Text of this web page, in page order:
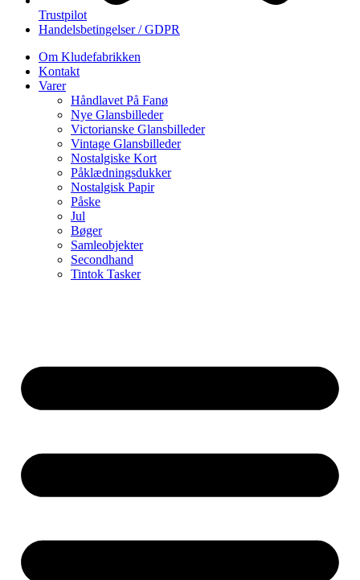
Trustpilot
Handelsbetingelser / GDPR
Om Kludefabrikken
Kontakt
Varer
Håndlavet På Fanø
Nye Glansbilleder
Victorianske Glansbilleder
Vintage Glansbilleder
Nostalgiske Kort
Påklædningsdukker
Nostalgisk Papir
Påske
Jul
Bøger
Samleobjekter
Secondhand
Tintok Tasker